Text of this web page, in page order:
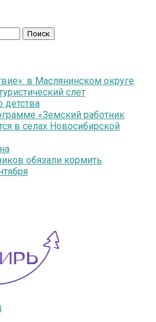
в Маслянинском округе
слет
детства
«Земский работник
в селах Новосибирской
обязали кормить